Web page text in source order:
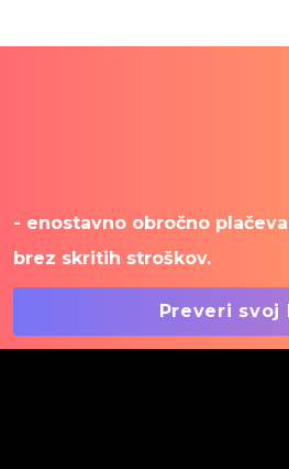
- enostavno obročno
brez skritih stroškov.
Preveri